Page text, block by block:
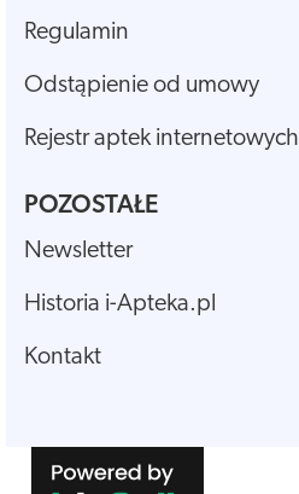
Regulamin
Odstąpienie od umowy
Rejestr aptek internetowych
POZOSTAŁE
Newsletter
Historia i-Apteka.pl
Kontakt